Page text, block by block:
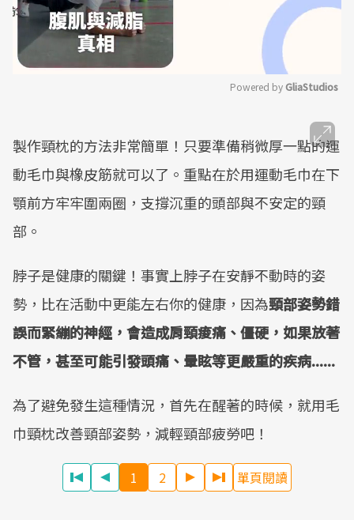
Mute
Powered by GliaStudios
製作頸枕的方法非常簡單！只要準備稍微厚一點的運
動毛巾與橡皮筋就可以了。重點在於用運動毛巾在下
顎前方牢牢圍兩圈，支撐沉重的頭部與不安定的頸
部。
脖子是健康的關鍵！事實上脖子在安靜不動時的姿
勢，比在活動中更能左右你的健康，因為頸部姿勢錯
誤而緊繃的神經，會造成肩頸痠痛、僵硬，如果放著
不管，甚至可能引發頭痛、暈眩等更嚴重的疾病......
為了避免發生這種情況，首先在醒著的時候，就用毛
巾頸枕改善頸部姿勢，減輕頸部疲勞吧！
1 2 單頁閱讀